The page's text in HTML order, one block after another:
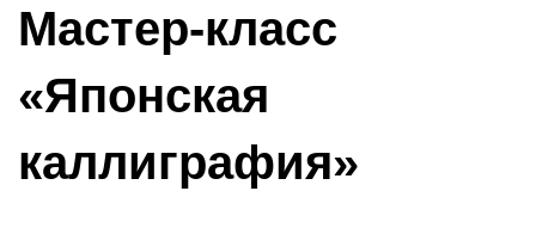
Мастер-класс
«Японская
каллиграфия»